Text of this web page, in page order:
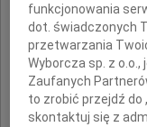
funkcjonowania
dot. świadczonych
przetwarzania
Wyborcza sp. z o.o.,
Zaufanych
to zrobić przejdź do
skontaktuj się z